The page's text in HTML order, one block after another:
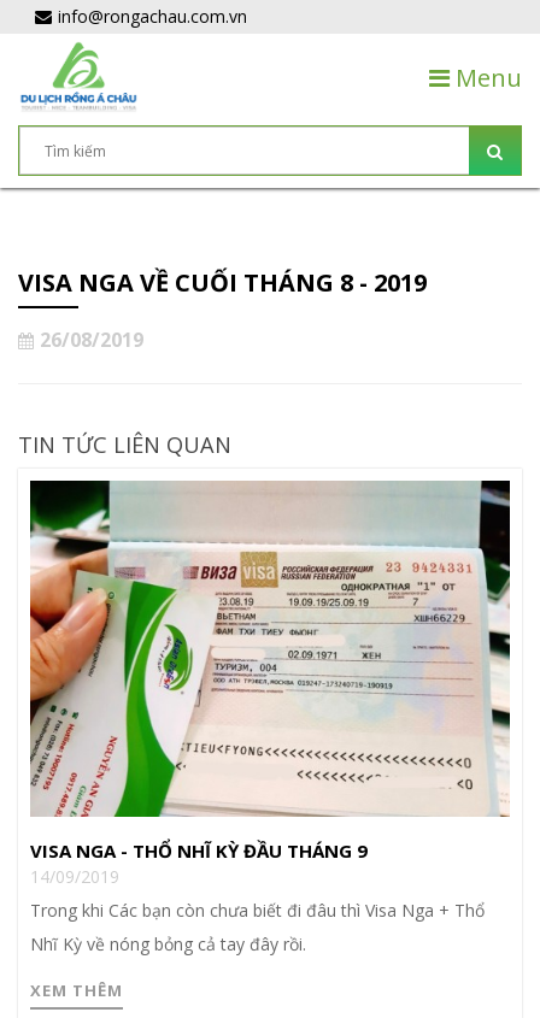
info@rongachau.com.vn
Menu
VISA NGA VỀ CUỐI THÁNG 8 - 2019
26/08/2019
TIN TỨC LIÊN QUAN
VISA NGA - THỔ NHĨ KỲ ĐẦU THÁNG 9
14/09/2019
Trong khi Các bạn còn chưa biết đi đâu thì Visa Nga + Thổ
Nhĩ Kỳ về nóng bỏng cả tay đây rồi.
XEM THÊM